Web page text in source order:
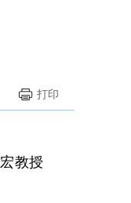
打印
教授